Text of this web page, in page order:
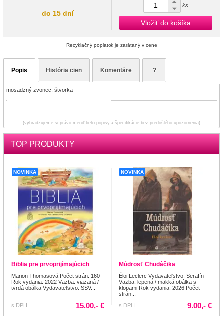
do 15 dní
ks
Vložiť do košíka
Recyklačný poplatok je zarátaný v cene
Popis História cien Komentáre ?
mosadzný zvonec, štvorka
-
(vyhradzujeme si právo meniť tieto popisy a špecifikácie bez predošlého upozornenia)
TOP PRODUKTY
NOVINKA
Biblia pre prvoprijímajúcich
Marion Thomasová Počet strán: 160
Rok vydania: 2022 Väzba: viazaná /
tvrdá obálka Vydavateľstvo: SSV...
s DPH 15.00,- €
NOVINKA
Múdrosť Chudáčika
Éloi Leclerc Vydavateľstvo: Serafín
Väzba: lepená / mäkká obálka s
klopami Rok vydania: 2026 Počet
strán...
s DPH
9.00,- €